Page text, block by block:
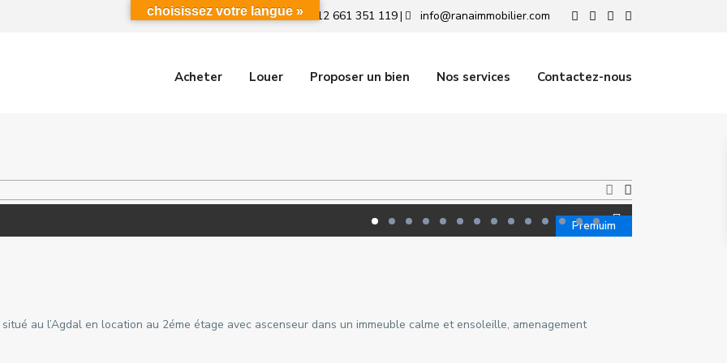
+212 661 351 119| info@ranaimmobilier.com
Acheter Louer Proposer un bien Nos services Contactez-nous
Premuim
au l’Agdal en location au 2éme étage avec ascenseur dans un immeuble calme et ensoleille, amenagement
choisissez votre langue »